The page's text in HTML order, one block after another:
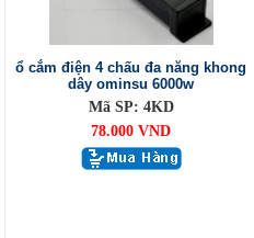
ổ cắm điện 4 chấu đa năng khong
dây ominsu 6000w
Mã SP: 4KD
78.000 VND